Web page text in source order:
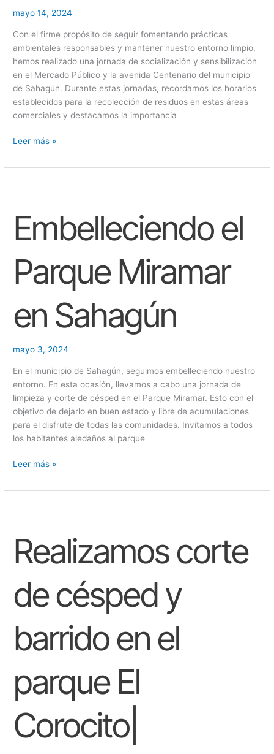
mayo 14, 2024
Con el firme propósito de seguir fomentando prácticas
ambientales responsables y mantener nuestro entorno limpio,
hemos realizado una jornada de socialización y sensibilización
en el Mercado Público y la avenida Centenario del municipio
de Sahagún. Durante estas jornadas, recordamos los horarios
establecidos para la recolección de residuos en estas áreas
comerciales y destacamos la importancia
Leer más »
Embelleciendo el
Parque Miramar
en Sahagún
mayo 3, 2024
En el municipio de Sahagún, seguimos embelleciendo nuestro
entorno. En esta ocasión, llevamos a cabo una jornada de
limpieza y corte de césped en el Parque Miramar. Esto con el
objetivo de dejarlo en buen estado y libre de acumulaciones
para el disfrute de todas las comunidades. Invitamos a todos
los habitantes aledaños al parque
Parque
Miramar
en
Leer más »
Realizamos corte
de césped y
barrido en el
parque El
Corocito|
césped
y
en
el
Corocito|